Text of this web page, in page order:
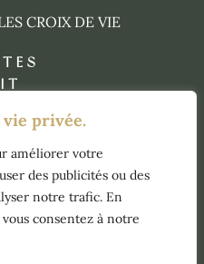
vie privée.
améliorer votre
des publicités ou des
notre trafic. En
consentez à notre
CROIX DE VIE
UN COURS